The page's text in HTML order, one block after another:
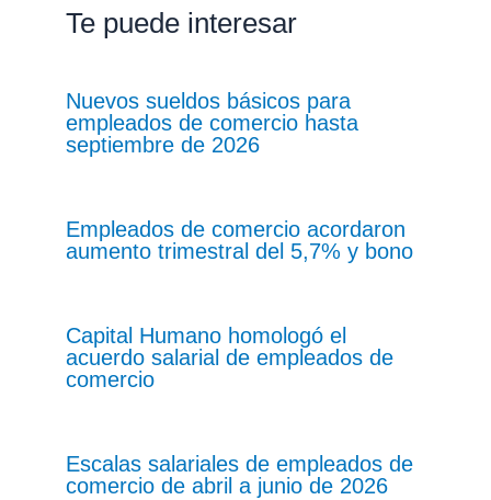
Te puede interesar
Nuevos sueldos básicos para
empleados de comercio hasta
septiembre de 2026
Empleados de comercio acordaron
aumento trimestral del 5,7% y bono
Capital Humano homologó el
acuerdo salarial de empleados de
comercio
Escalas salariales de empleados de
comercio de abril a junio de 2026